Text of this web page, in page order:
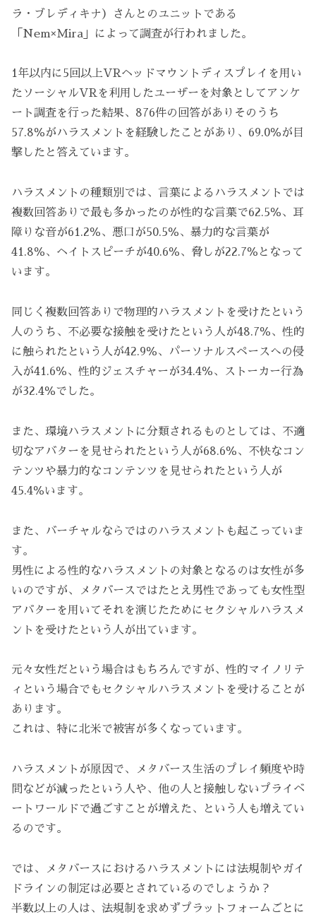
ラ・ブレディキナ）さんとのユニットである
「Nem×Mira」によって調査が行われました。
1年以内に5回以上VRヘッドマウントディスプレイを用い
たソーシャルVRを利用したユーザーを対象としてアンケ
ート調査を行った結果、876件の回答がありそのうち
57.8％がハラスメントを経験したことがあり、69.0％が目
撃したと答えています。
ハラスメントの種類別では、言葉によるハラスメントでは
複数回答ありで最も多かったのが性的な言葉で62.5％、耳
障りな音が61.2％、悪口が50.5％、暴力的な言葉が
41.8％、ヘイトスピーチが40.6％、脅しが22.7％となって
います。
同じく複数回答ありで物理的ハラスメントを受けたという
人のうち、不必要な接触を受けたという人が48.7％、性的
に触られたという人が42.9％、パーソナルスペースへの侵
入が41.6％、性的ジェスチャーが34.4％、ストーカー行為
が32.4％でした。
また、環境ハラスメントに分類されるものとしては、不適
切なアバターを見せられたという人が68.6％、不快なコン
テンツや暴力的なコンテンツを見せられたという人が
45.4％います。
また、バーチャルならではのハラスメントも起こっていま
す。
男性による性的なハラスメントの対象となるのは女性が多
いのですが、メタバースではたとえ男性であっても女性型
アバターを用いてそれを演じたためにセクシャルハラスメ
ントを受けたという人が出ています。
元々女性だという場合はもちろんですが、性的マイノリテ
ィという場合でもセクシャルハラスメントを受けることが
あります。
これは、特に北米で被害が多くなっています。
ハラスメントが原因で、メタバース生活のプレイ頻度や時
間などが減ったという人や、他の人と接触しないプライベ
ートワールドで過ごすことが増えた、という人も増えてい
るのです。
では、メタバースにおけるハラスメントには法規制やガイ
ドラインの制定は必要とされているのでしょうか？
半数以上の人は、法規制を求めずプラットフォームごとに